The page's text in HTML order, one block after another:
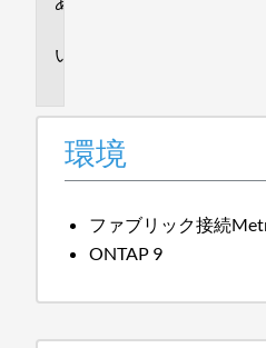
環境
ファブリック接続
ONTAP 9